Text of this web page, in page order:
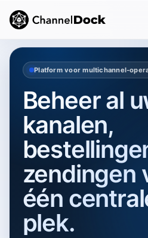
Platform voor
Beheer al
kanalen,
zendingen
één
plek.